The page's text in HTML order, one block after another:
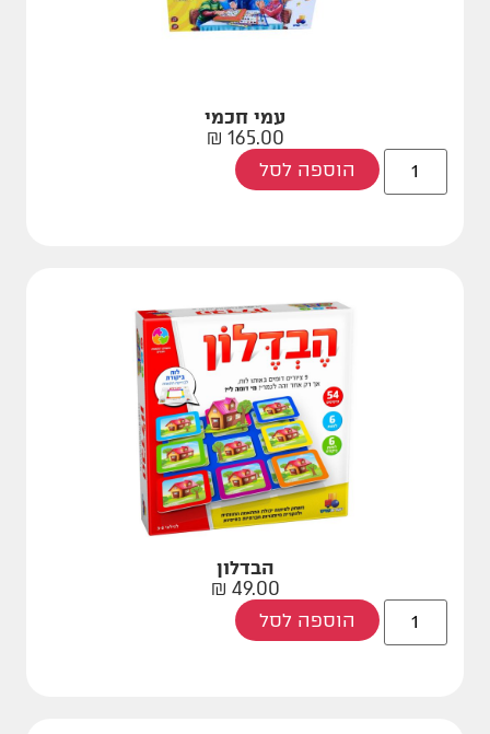
עמי חכמי
165.00
₪
הוספה לסל
הבדלון
49.00
₪
הוספה לסל